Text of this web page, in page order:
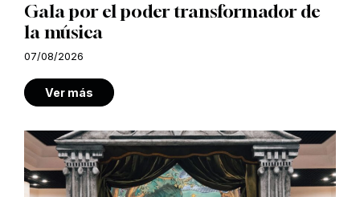
Gala por el poder transformador de
la música
07/08/2026
Ver más